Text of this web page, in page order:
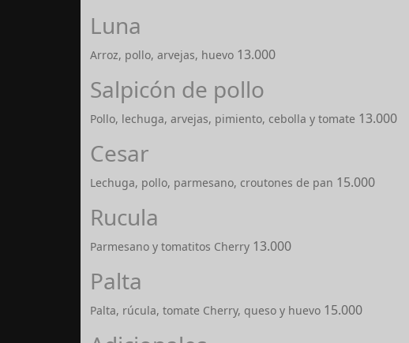
Luna
Arroz, pollo, arvejas, huevo 13.000
Salpicón de pollo
Pollo, lechuga, arvejas, pimiento, cebolla y tomate 13.000
Cesar
Lechuga, pollo, parmesano, croutones de pan 15.000
Rucula
Parmesano y tomatitos Cherry 13.000
Palta
Palta, rúcula, tomate Cherry, queso y huevo 15.000